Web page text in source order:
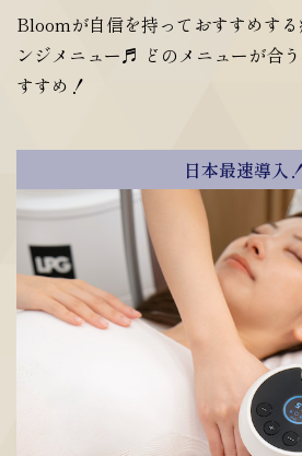
Bloomが自信を持っておすすめす
ンジメニュー♬ どのメニューが合
すすめ！
日本最速導入！